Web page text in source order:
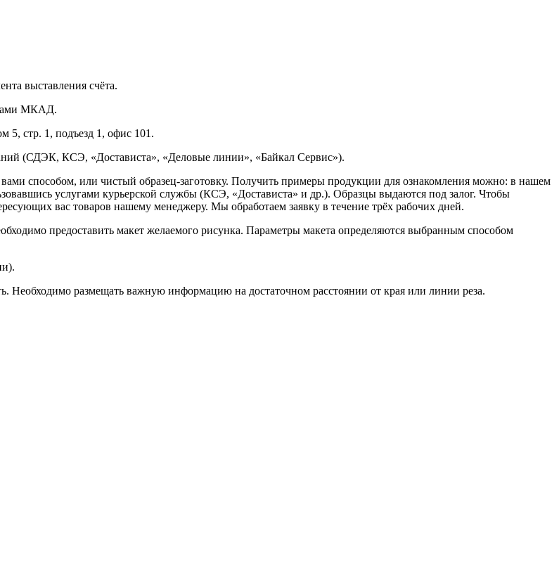
выставления счёта.
МКАД.
5, стр. 1, подъезд 1, офис 101.
(СДЭК, КСЭ, «Достависта», «Деловые линии», «Байкал Сервис»).
способом, или чистый образец-заготовку. Получить примеры продукции для ознакомления можно: в нашем
услугами курьерской службы (КСЭ, «Достависта» и др.). Образцы выдаются под залог. Чтобы
вас товаров нашему менеджеру. Мы обработаем заявку в течение трёх рабочих дней.
предоставить макет желаемого рисунка. Параметры макета определяются выбранным способом
Необходимо размещать важную информацию на достаточном расстоянии от края или линии реза.